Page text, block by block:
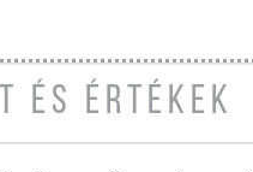
ÉS ÉRTÉKEK